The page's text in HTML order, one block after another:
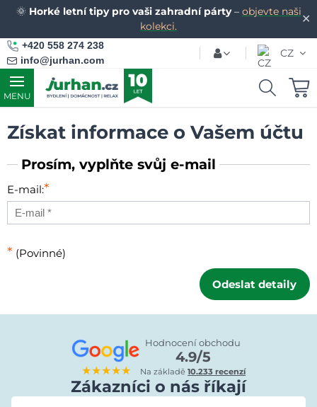
✕
🌞 Horké letní tipy pro vaši zahradní párty– objevte naši
kolekci.
+420 558 274 238
info@jurhan.com
CZ
MENU
Získat informace o Vašem účtu
Prosím, vyplňte svůj e-mail
E-mail:*
* (Povinné)
Odeslat detaily
★★★★★
Hodnocení obchodu
4.9/5
Na základě10.233 recenzí
Zákazníci o nás říkají